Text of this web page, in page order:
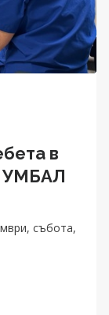
в
УМБАЛ
събота,